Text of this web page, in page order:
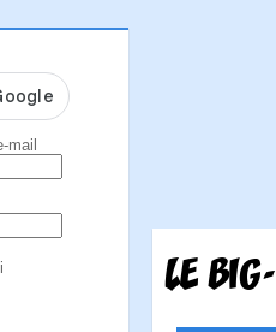
mail
LE